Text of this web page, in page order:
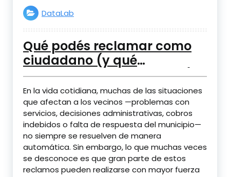
DataLab
Qué podés reclamar como
ciudadano (y qué
documentos te respaldan)
En la vida cotidiana, muchas de las situaciones
que afectan a los vecinos —problemas con
servicios, decisiones administrativas, cobros
indebidos o falta de respuesta del municipio—
no siempre se resuelven de manera
automática. Sin embargo, lo que muchas veces
se desconoce es que gran parte de estos
reclamos pueden realizarse con mayor fuerza